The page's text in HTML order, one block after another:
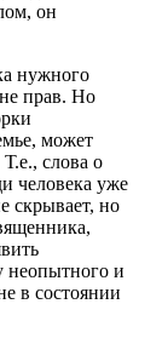
он
нужного
прав. Но
может
слова о
человека уже
скрывает, но
неопытного и
в состоянии